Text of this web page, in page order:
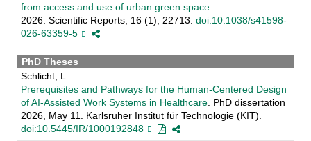
from access and use of urban green space
2026. Scientific Reports, 16 (1), 22713. doi:10.1038/s41598-
026-63359-5
PhD Theses
Schlicht, L.
Prerequisites and Pathways for the Human-Centered Design
of AI-Assisted Work Systems in Healthcare. PhD dissertation
2026, May 11. Karlsruher Institut für Technologie (KIT).
doi:10.5445/IR/1000192848